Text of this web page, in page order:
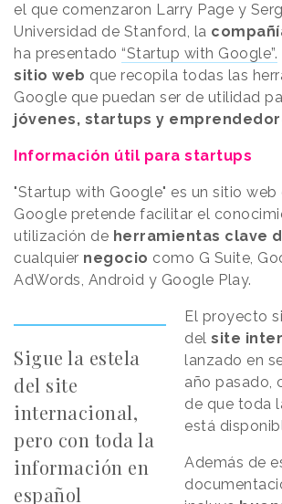
el que comenzaron Larry Page y
Universidad de Stanford, la
ha presentado “Startup with Google”.
sitio web que recopila todas las
Google que puedan ser de utilidad
jóvenes, startups y
Información útil para startups
"Startup with Google" es un sitio web
Google pretende facilitar el
utilización de herramientas clave
cualquier negocio como G Suite,
AdWords, Android y Google Play.
Sigue la estela
del site
internacional,
pero con toda la
información en
español
El proyecto
delsite
lanzado en
año pasado,
de que toda
está
Además de